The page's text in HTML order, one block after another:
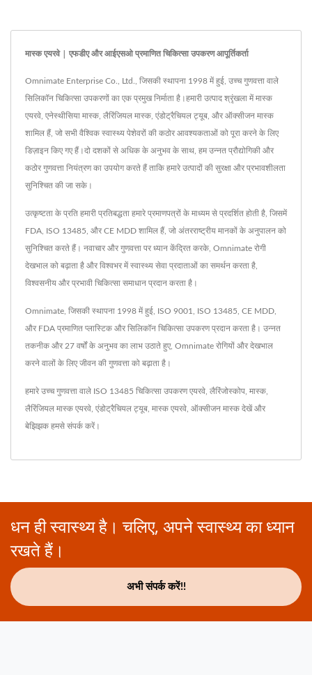
मास्क एयरवे | एफडीए और आईएसओ प्रमाणित चिकित्सा उपकरण आपूर्तिकर्ता
Omnimate Enterprise Co., Ltd., जिसकी स्थापना 1998 में हुई, उच्च गुणवत्ता वाले
सिलिकॉन चिकित्सा उपकरणों का एक प्रमुख निर्माता है।हमारी उत्पाद श्रृंखला में मास्क
एयरवे, एनेस्थीसिया मास्क, लैरिंजियल मास्क, एंडोट्रैचियल ट्यूब, और ऑक्सीजन मास्क
शामिल हैं, जो सभी वैश्विक स्वास्थ्य पेशेवरों की कठोर आवश्यकताओं को पूरा करने के लिए
डिज़ाइन किए गए हैं।दो दशकों से अधिक के अनुभव के साथ, हम उन्नत प्रौद्योगिकी और
कठोर गुणवत्ता नियंत्रण का उपयोग करते हैं ताकि हमारे उत्पादों की सुरक्षा और प्रभावशीलता
सुनिश्चित की जा सके।
उत्कृष्टता के प्रति हमारी प्रतिबद्धता हमारे प्रमाणपत्रों के माध्यम से प्रदर्शित होती है, जिसमें
FDA, ISO 13485, और CE MDD शामिल हैं, जो अंतरराष्ट्रीय मानकों के अनुपालन को
सुनिश्चित करते हैं। नवाचार और गुणवत्ता पर ध्यान केंद्रित करके, Omnimate रोगी
देखभाल को बढ़ाता है और विश्वभर में स्वास्थ्य सेवा प्रदाताओं का समर्थन करता है,
विश्वसनीय और प्रभावी चिकित्सा समाधान प्रदान करता है।
Omnimate, जिसकी स्थापना 1998 में हुई, ISO 9001, ISO 13485, CE MDD,
और FDA प्रमाणित प्लास्टिक और सिलिकॉन चिकित्सा उपकरण प्रदान करता है। उन्नत
तकनीक और 27 वर्षों के अनुभव का लाभ उठाते हुए, Omnimate रोगियों और देखभाल
करने वालों के लिए जीवन की गुणवत्ता को बढ़ाता है।
हमारे उच्च गुणवत्ता वाले ISO 13485 चिकित्सा उपकरणएयरवे लैरिंजोस्कोप मास्क
लैरिंजियल मास्क एयरवे एंडोट्रैचियल ट्यूब मास्क एयरवे ऑक्सीजन मास्क देखें और
बेझिझक हमसे संपर्क करें।
धन ही स्वास्थ्य है। चलिए, अपने स्वास्थ्य का ध्यान
रखते हैं।
अभी संपर्क करें!!